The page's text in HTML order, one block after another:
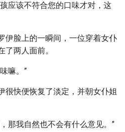
应该不符合您的口味才对，这
伊脸上的一瞬间，一位穿着女仆
两人面前。
嘛。”
很快便恢复了淡定，并朝女仆姐
那我自然也不会有什么意见。”